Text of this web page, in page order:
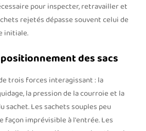
pour inspecter, retravailler et
rejetés dépasse souvent celui de
initiale.
des sacs
trois forces interagissant : la
la pression de la courroie et la
Les sachets souples peu
façon imprévisible à l'entrée. Les